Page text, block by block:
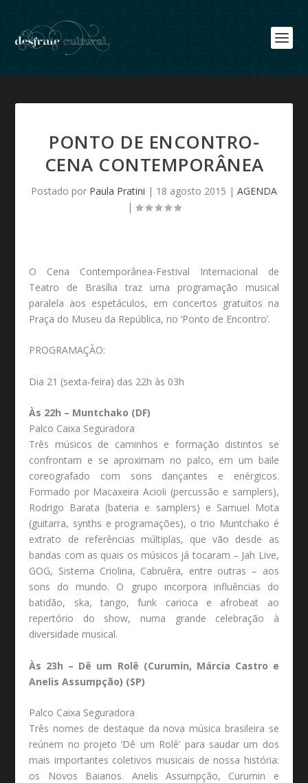
PONTO DE ENCONTRO-
CENA CONTEMPORÂNEA
Postado por Paula Pratini | 18 agosto 2015 | AGENDA
|
O Cena Contemporânea-Festival Internacional de
Teatro de Brasília traz uma programação musical
paralela aos espetáculos, em concertos gratuitos na
Praça do Museu da República, no ‘Ponto de Encontro’.
PROGRAMAÇÃO:
Dia 21 (sexta-feira) das 22h às 03h
Às 22h – Muntchako (DF)
Palco Caixa Seguradora
Três músicos de caminhos e formação distintos se
confrontam e se aproximam no palco, em um baile
coreografado com sons dançantes e enérgicos.
Formado por Macaxeira Acioli (percussão e samplers),
Rodrigo Barata (bateria e samplers) e Samuel Mota
(guitarra, synths e programações), o trio Muntchako é
extrato de referências múltiplas, que vão desde as
bandas com as quais os músicos já tocaram – Jah Live,
GOG, Sistema Criolina, Cabruêra, entre outras – aos
sons do mundo. O grupo incorpora influências do
batidão, ska, tango, funk carioca e afrobeat ao
repertório do show, numa grande celebração à
diversidade musical.
Às 23h – Dê um Rolê (Curumin, Márcia Castro e
Anelis Assumpção) (SP)
Palco Caixa Seguradora
Três nomes de destaque da nova música brasileira se
reúnem no projeto ‘Dê um Rolê’ para saudar um dos
mais importantes coletivos musicais de nossa história:
os Novos Baianos. Anelis Assumpção, Curumin e